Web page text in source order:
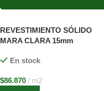
REVESTIMIENTO SÓLIDO
MARA CLARA 15mm
En stock
$86.870 m2